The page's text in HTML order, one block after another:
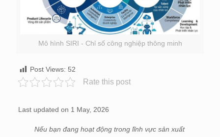
Mô hình SIRI - Chỉ số công nghiệp thông minh
Post Views: 52
Rate this post
Last updated on 1 May, 2026
Nếu bạn đang hoạt động trong lĩnh vực sản xuất